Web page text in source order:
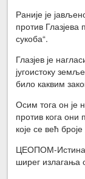
Раније је
против Глазјева
сукоба“.
Глазјев је
југоистоку
било каквим
Осим тога он је
против кога они
које се већ
ЦЕОПОМ-Истина
ширег излагања